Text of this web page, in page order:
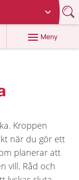
Meny
Kroppen
när du gör ett
planerar att
vill. Råd och